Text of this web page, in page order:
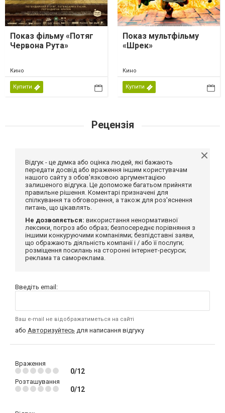
Показ фільму «Потяг
Червона Рута»
Кино
Купити
Показ мультфільму
«Шрек»
Кино
Купити
Рецензія
Відгук - це думка або оцінка людей, які бажають
передати досвід або враження іншим користувачам
нашого сайту з обов'язковою аргументацією
залишеного відгука. Це допоможе багатьом прийняти
правильне рішення. Коментарі призначені для
спілкування та обговорення, а також для роз'яснення
питань, що цікавлять.
Не дозволяється: використання ненормативної
лексики, погроз або образ; безпосереднє порівняння з
іншими конкуруючими компаніями; безпідставні заяви,
що ображають діяльність компанії і / або її послуги;
розміщення посилань на сторонні інтернет-ресурси;
реклама та самореклама.
Введіть email:
Ваш e-mail не відображатиметься на сайті
або Авторизуйтесь для написання відгуку
Враження
0/12
Розташування
0/12